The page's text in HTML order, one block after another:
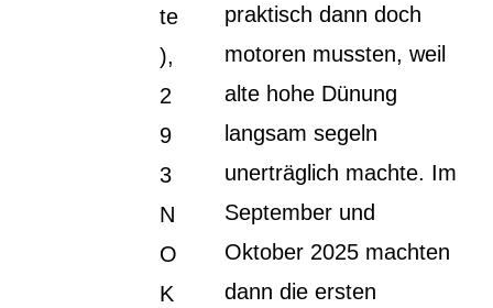
te
),
2
9
3
N
O
K
praktisch dann doch
motoren mussten, weil
alte hohe Dünung
langsam segeln
unerträglich machte. Im
September und
Oktober 2025 machten
dann die ersten